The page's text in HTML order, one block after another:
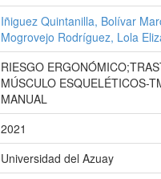
Iñiguez Quintanilla, Bolívar
Mogrovejo Rodríguez, Lola
RIESGO
MÚSCULO ESQUELÉTICOS-
MANUAL
2021
Universidad del Azuay